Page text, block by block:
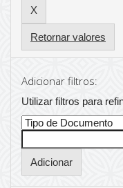
Retornar valores
Adicionar filtros:
Utilizar filtros para